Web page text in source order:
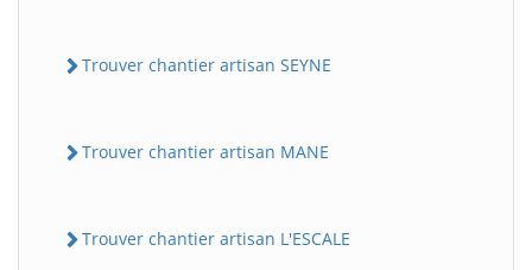
Trouver chantier artisan SEYNE
Trouver chantier artisan MANE
Trouver chantier artisan L'ESCALE